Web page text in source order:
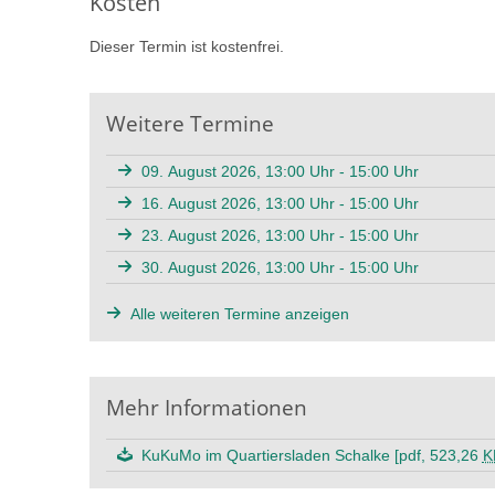
Dieser Termin ist kostenfrei.
Weitere Termine
09. August 2026, 13:00 Uhr - 15:00 Uhr
16. August 2026, 13:00 Uhr - 15:00 Uhr
23. August 2026, 13:00 Uhr - 15:00 Uhr
30. August 2026, 13:00 Uhr - 15:00 Uhr
Alle weiteren Termine anzeigen
Mehr Informationen
KuKuMo im Quartiersladen Schalke [pdf, 523,26